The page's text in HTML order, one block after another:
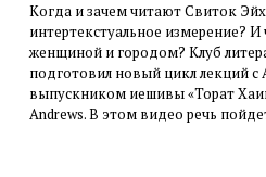
Когда и зачем читают Свиток
интертекстуальное измерение?
женщиной и городом? Клуб
подготовил новый цикл лекций
выпускником иешивы «Торат
Andrews. В этом видео речь